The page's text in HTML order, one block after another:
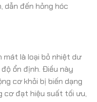
dẫn đến hỏng hóc
mát là loại bỏ nhiệt dư
ổn định. Điều này
cơ khỏi bị biến dạng
cơ đạt hiệu suất tối ưu,